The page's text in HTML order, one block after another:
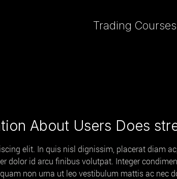
Trading Courses
About Users Does
elit. In quis nisl dignissim, placerat diam
dolor id arcu finibus volutpat. Integer
non urna ut leo vestibulum mattis ac nec